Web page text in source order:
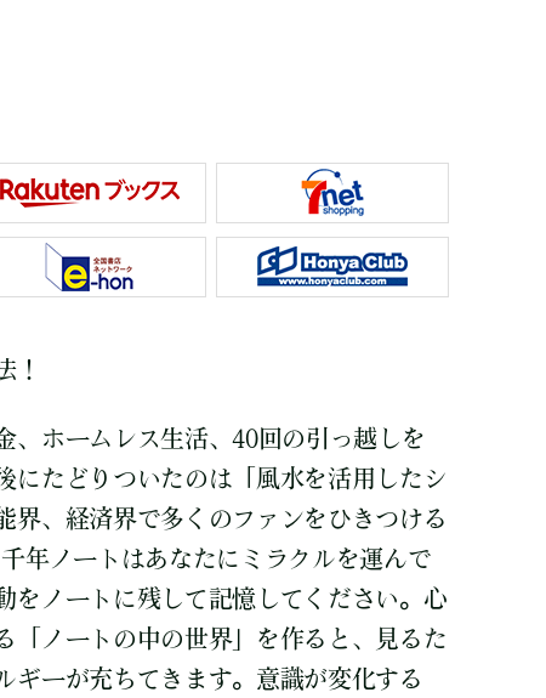
！
、ホームレス生活、40回の引っ越しを
にたどりついたのは「風水を活用したシ
界、経済界で多くのファンをひきつける
年ノートはあなたにミラクルを運んで
をノートに残して記憶してください。心
「ノートの中の世界」を作ると、見るた
ギーが充ちてきます。意識が変化する